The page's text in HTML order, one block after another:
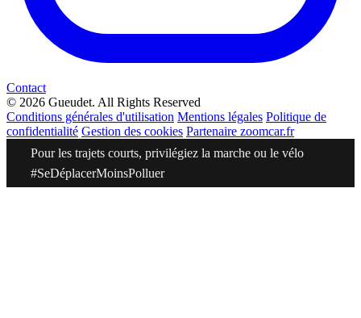
Contact
© 2026 Gueudet. All Rights Reserved
Conditions générales d'utilisation Mentions légales Politique de
confidentialité Gestion des cookies Partenaire zoomcar.fr
Pour les trajets courts, privilégiez la marche ou le vélo
#SeDéplacerMoinsPolluer